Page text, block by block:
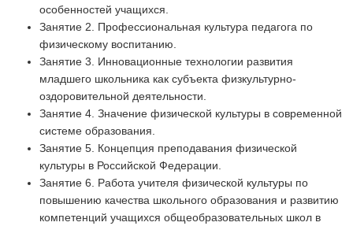
особенностей учащихся.
Занятие 2. Профессиональная культура педагога по
физическому воспитанию.
Занятие 3. Инновационные технологии развития
младшего школьника как субъекта физкультурно-
оздоровительной деятельности.
Занятие 4. Значение физической культуры в современной
системе образования.
Занятие 5. Концепция преподавания физической
культуры в Российской Федерации.
Занятие 6. Работа учителя физической культуры по
повышению качества школьного образования и развитию
компетенций учащихся общеобразовательных школ в